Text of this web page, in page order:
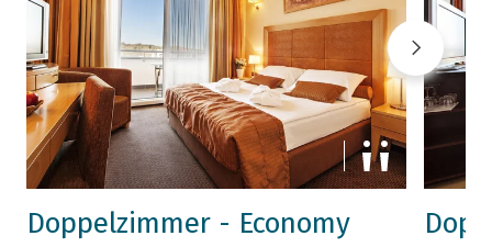
Doppelzimmer - Economy